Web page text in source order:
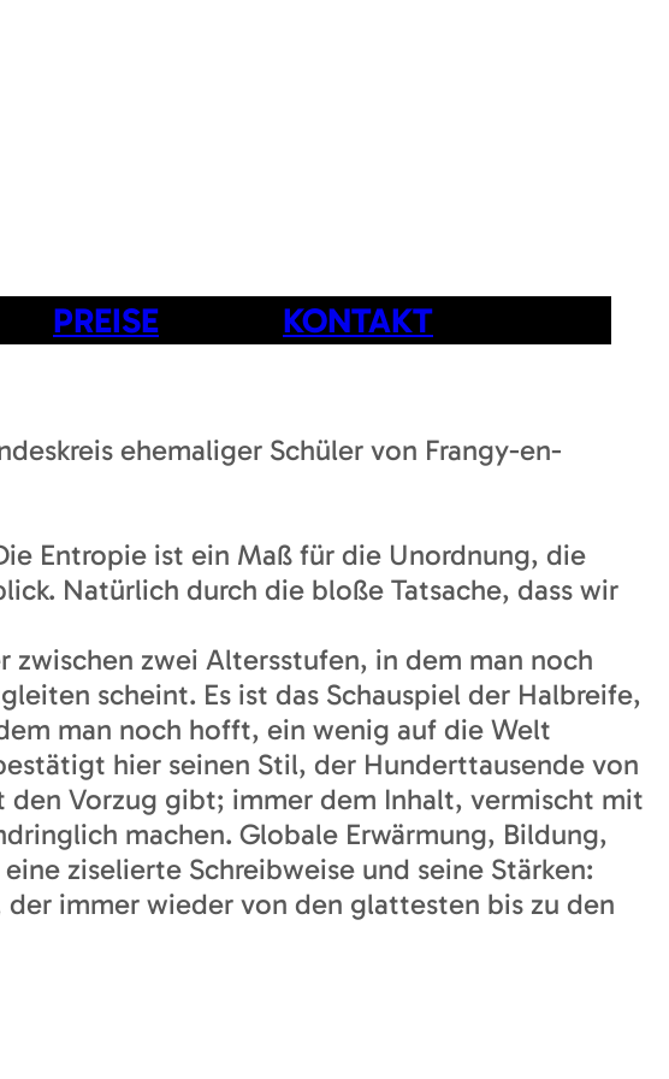
PREISE KONTAKT
ehemaliger Schüler von Frangy-en-
Entropie ist ein Maß für die Unordnung, die
Natürlich durch die bloße Tatsache, dass wir
zwischen zwei Altersstufen, in dem man noch
scheint. Es ist das Schauspiel der Halbreife,
man noch hofft, ein wenig auf die Welt
hier seinen Stil, der Hunderttausende von
Vorzug gibt; immer dem Inhalt, vermischt mit
machen. Globale Erwärmung, Bildung,
ziselierte Schreibweise und seine Stärken:
immer wieder von den glattesten bis zu den